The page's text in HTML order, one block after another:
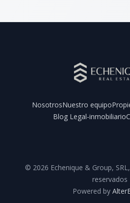
NosotrosNuestro equipo
Blog Legal-inmobiliario
© 2026 Echenique & Group, SRL,
reservados
Powered by